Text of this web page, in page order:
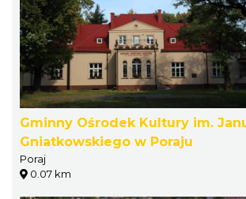
Gminny Ośrodek Kultury im.
Gniatkowskiego w Poraju
Poraj
0.07 km